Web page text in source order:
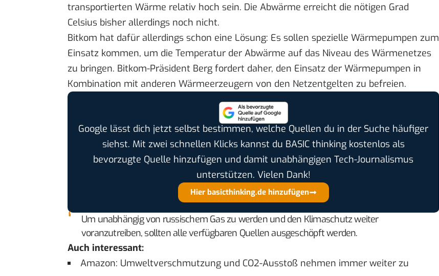
transportierten Wärme relativ hoch sein. Die Abwärme erreicht die nötigen Grad
Celsius bisher allerdings noch nicht.
Bitkom hat dafür allerdings schon eine Lösung: Es sollen spezielle Wärmepumpen zum
Einsatz kommen, um die Temperatur der Abwärme auf das Niveau des Wärmenetzes
zu bringen. Bitkom-Präsident Berg fordert daher, den Einsatz der Wärmepumpen in
Kombination mit anderen Wärmeerzeugern von den Netzentgelten zu befreien.
Google lässt dich jetzt selbst bestimmen, welche Quellen du in der Suche häufiger
siehst. Mit zwei schnellen Klicks kannst du BASIC thinking kostenlos als
bevorzugte Quelle hinzufügen und damit unabhängigen Tech-Journalismus
unterstützen. Vielen Dank!
Hier basicthinking.de hinzufügen
Um unabhängig von russischem Gas zu werden und den Klimaschutz weiter
voranzutreiben, sollten alle verfügbaren Quellen ausgeschöpft werden.
Auch interessant:
Amazon: Umweltverschmutzung und CO2-Ausstoß nehmen immer weiter zu